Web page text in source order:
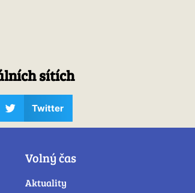
sítích
Twitter
Volný čas
Aktuality